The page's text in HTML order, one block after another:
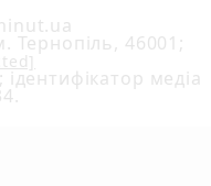
Тернопіль, 46001;
медіа